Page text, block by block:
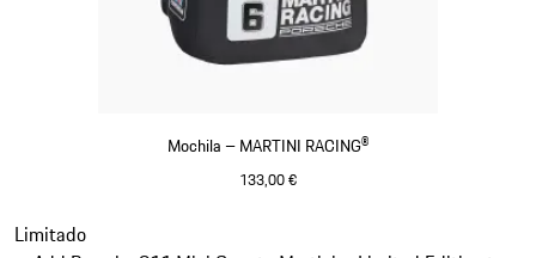
Mochila – MARTINI RACING®
133,00 €
Limitado
Diapositivo 20 de 20